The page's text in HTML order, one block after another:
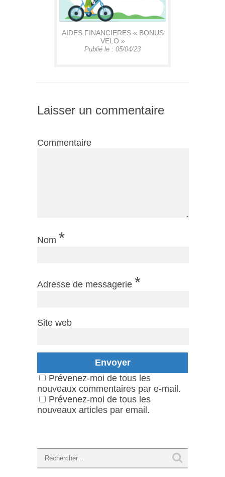
AIDES FINANCIERES « BONUS
VELO »
Publié le : 05/04/23
Laisser un commentaire
Commentaire
Nom *
Adresse de messagerie *
Site web
Prévenez-moi de tous les
nouveaux commentaires par e-mail.
Prévenez-moi de tous les
nouveaux articles par email.